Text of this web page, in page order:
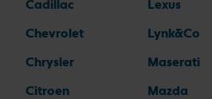
Cadillac
Chevrolet
Chrysler
Citroen
Lexus
Lynk&Co
Maserati
Mazda